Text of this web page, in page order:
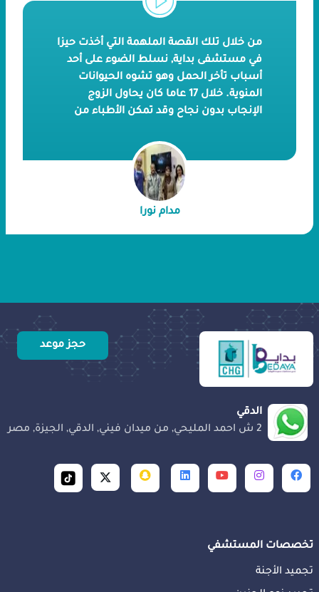
من خلال تلك القصة الملهمة التي أخذت حيزا
في مستشفى بداية, نسلط الضوء على أحد
أسباب تأخر الحمل وهو تشوه الحيوانات
المنوية. خلال 17 عاما كان يحاول الزوج
الإنجاب بدون نجاح وقد تمكن الأطباء من
مباشرة من الخصية وإستخدامها في عملية
الحقن المجهري. توفر بداية جميع الخدمات و
التقنيات الطبية التي ترفع من نسبة نجاح
عمليات الإخصاب المساعد. لنستمع إلى
تفاصيل رحلة الإنجاب التي ترويها لنا مدام
مدام نورا
حجز موعد
الدقي
2 ش احمد المليحي, من ميدان فيني, الدقي, الجيزة, مصر
تخصصات المستشفي
تجميد الأجنة